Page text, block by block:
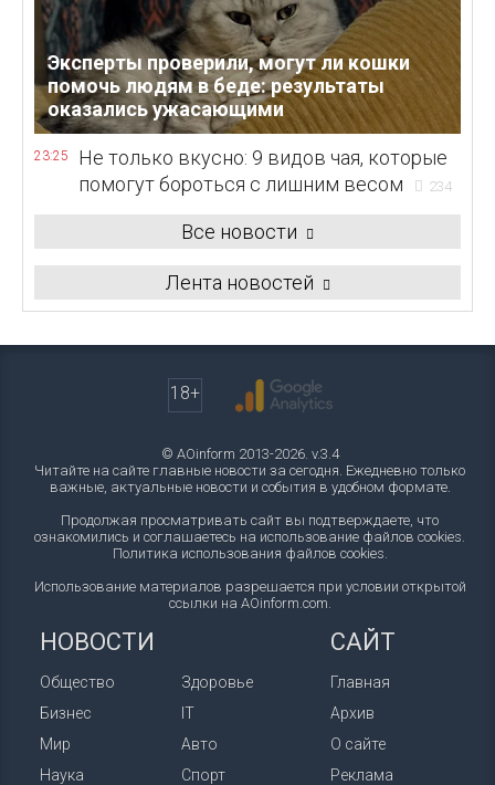
Эксперты проверили, могут ли кошки
помочь людям в беде: результаты
оказались ужасающими
23:25
Не только вкусно: 9 видов чая, которые
помогут бороться с лишним весом
234
Все новости
Лента новостей
18+
© AOinform 2013-2026. v.3.4
Читайте на сайте главные новости за сегодня. Ежедневно только
важные, актуальные новости и события в удобном формате.
Продолжая просматривать сайт вы подтверждаете, что
ознакомились и соглашаетесь на использование файлов cookies.
Политика использования файлов cookies.
Использование материалов разрешается при условии открытой
ссылки на AOinform.com.
НОВОСТИ
Общество
Бизнес
Мир
Наука
Здоровье
IT
Авто
Спорт
САЙТ
Главная
Архив
О сайте
Реклама